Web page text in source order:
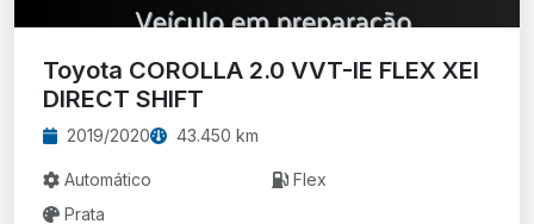
Toyota COROLLA 2.0 VVT-IE FLEX XEI
DIRECT SHIFT
2019/2020 43.450 km
Automático
Flex
Prata